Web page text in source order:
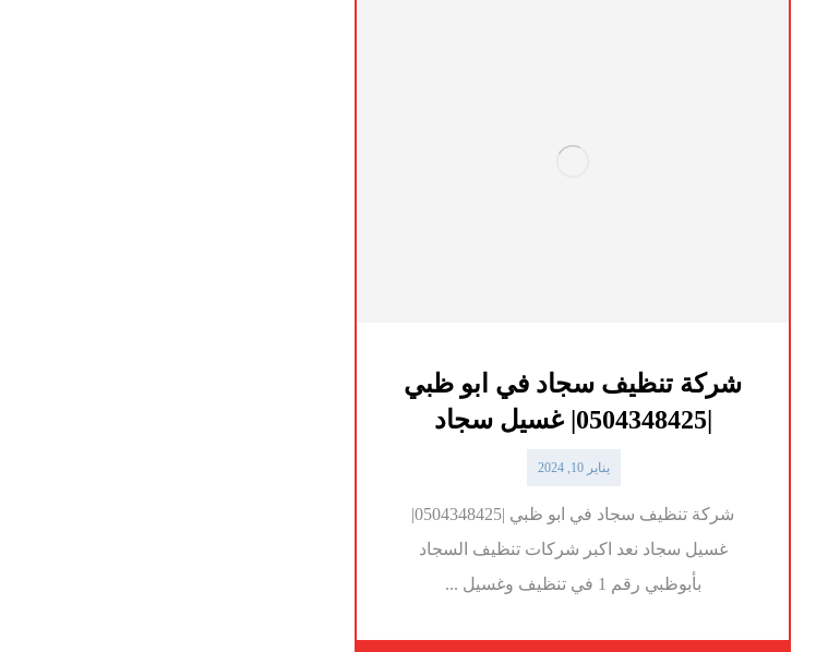
شركة تنظيف سجاد في ابو ظبي
|0504348425| غسيل سجاد
يناير 10, 2024
شركة تنظيف سجاد في ابو ظبي |0504348425|
غسيل سجاد نعد اكبر شركات تنظيف السجاد
بأبوظبي رقم 1 في تنظيف وغسيل ...